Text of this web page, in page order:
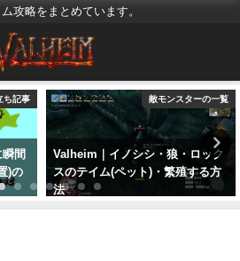
攻略をまとめています。
ち記事
間
)の
敵モンスターの一覧
Valheim｜イノシシ・狼・ロック
スのテイム(ペット)・繁殖する方
法